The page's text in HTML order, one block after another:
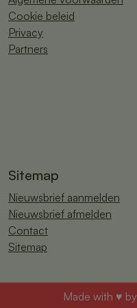
Cookie beleid
Privacy
Partners
Sitemap
Nieuwsbrief aanmelden
Nieuwsbrief afmelden
Contact
Sitemap
Made with ♥ by